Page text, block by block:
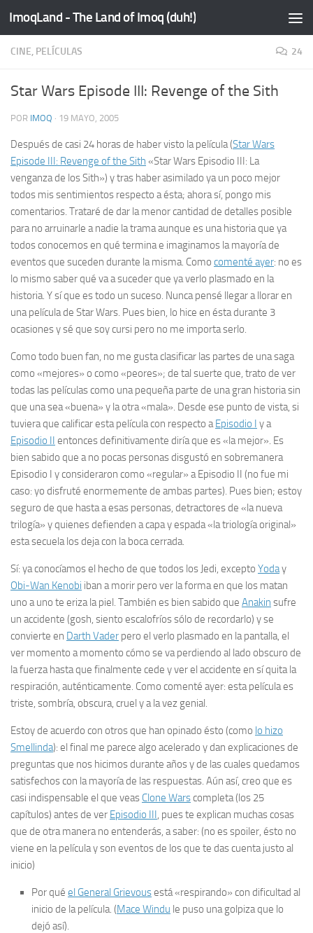
Saltar al contenido
ImoqLand - The Land of Imoq (duh!)
CINE, PELÍCULAS 24
Star Wars Episode III: Revenge of the Sith
POR IMOQ · 19 MAYO, 2005
Después de casi 24 horas de haber visto la película (Star Wars
Episode III: Revenge of the Sith «Star Wars Episodio III: La
venganza de los Sith») y tras haber asimilado ya un poco mejor
todos mis sentimientos respecto a ésta; ahora sí, pongo mis
comentarios. Trataré de dar la menor cantidad de detalles posible
para no arruinarle a nadie la trama aunque es una historia que ya
todos conocemos en qué termina e imaginamos la mayoría de
eventos que suceden durante la misma. Como comenté ayer: no es
lo mismo saberqué va a suceder que ya verlo plasmado en la
historia. Y sí que es todo un suceso. Nunca pensé llegar a llorar en
una película de Star Wars. Pues bien, lo hice en ésta durante 3
ocasiones y sé que soycursi pero no me importa serlo.
Como todo buen fan, no me gusta clasificar las partes de una saga
como «mejores» o como «peores»; de tal suerte que, trato de ver
todas las películas como una pequeña parte de una gran historia sin
que una sea «buena» y la otra «mala». Desde ese punto de vista, si
tuviera que calificar esta película con respecto aEpisodio I y a
Episodio II entonces definitivamente diría que es «la mejor». Es
bien sabido que a no pocas personas disgustó en sobremanera
Episodio I y consideraron como «regular» a Episodio II (no fue mi
caso: yo disfruté enormemente de ambas partes). Pues bien; estoy
seguro de que hasta a esas personas, detractores de «la nueva
trilogía» y quienes defienden a capa y espada «la triología original»
esta secuela los deja con la boca cerrada.
Sí: ya conocíamos el hecho de que todos los Jedi, excepto Yoday
Obi-Wan Kenobi iban a morir pero ver la forma en que los matan
uno a uno te eriza la piel. También es bien sabido que Anakin sufre
un accidente (gosh, siento escalofríos sólo de recordarlo) y se
convierte en Darth Vader pero el verlo plasmado en la pantalla, el
ver momento a momento cómo se va perdiendo al lado obscuro de
la fuerza hasta que finalmente cede y verel accidente en sí quita la
respiración, auténticamente. Como comenté ayer: esta película es
triste, sombría, obscura, cruel y a la vez genial.
Estoy de acuerdo con otros que han opinado ésto (como lo hizo
Smellinda): el final me parece algo acelerado y dan explicaciones de
preguntas que nos hicimos durante años y de las cuales quedamos
satisfechos con la mayoríade las respuestas. Aún así, creo que es
casi indispensable el que veas Clone Warscompleta(los 25
capítulos) antes de ver Episodio III, pues te explican muchascosas
que de otra manera no entenderás, a saber: (no esspoiler, ésto no
viene en la película y son eventos de los que te das cuenta justo al
inicio)
Por qué el General Grievousestá «respirando» con dificultad al
inicio de la película. (Mace Windu le puso una golpiza que lo
dejó así).